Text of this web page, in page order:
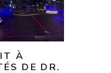
À
DE DR.